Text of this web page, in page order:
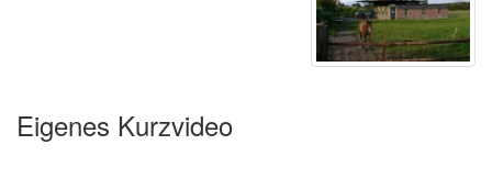
Eigenes Kurzvideo